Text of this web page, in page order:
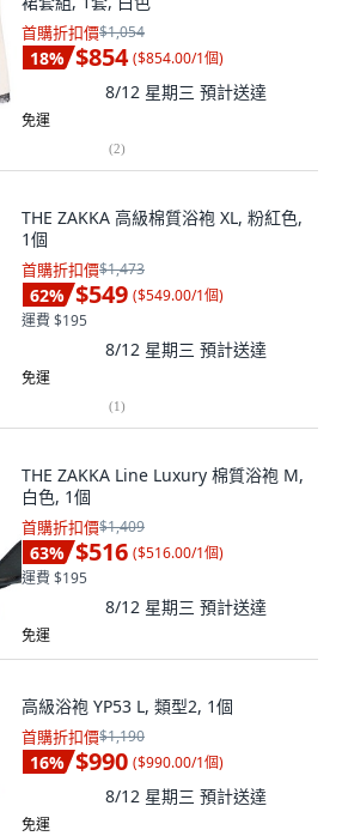
首購折扣價$1,054
18% $854 ($854.00/1個)
8/12 星期三 預計送達
免運
(2)
THE ZAKKA 高級棉質浴袍 XL, 粉紅色,
1個
首購折扣價$1,473
62% $549 ($549.00/1個)
運費 $195
8/12 星期三 預計送達
免運
(1)
THE ZAKKA Line Luxury 棉質浴袍 M,
白色, 1個
首購折扣價$1,409
63% $516 ($516.00/1個)
運費 $195
8/12 星期三 預計送達
免運
高級浴袍 YP53 L, 類型2, 1個
首購折扣價$1,190
16% $990 ($990.00/1個)
8/12 星期三 預計送達
免運